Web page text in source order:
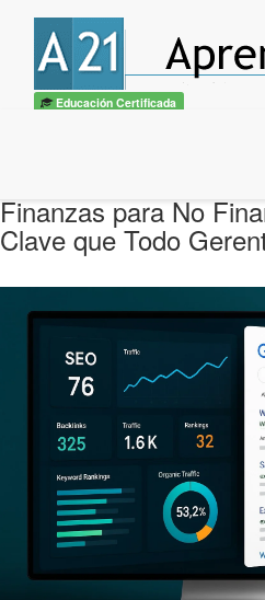
Educación Certificada
Finanzas para No
Clave que Todo